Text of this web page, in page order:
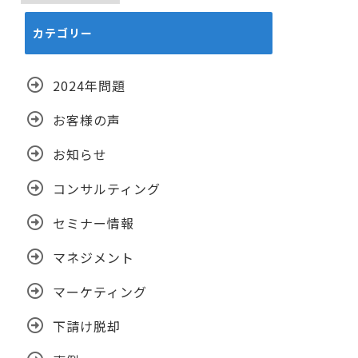
カ
ブ
カテゴリー
2024年問題
お客様の声
お知らせ
コンサルティング
セミナー情報
マネジメント
マーケティング
下請け脱却